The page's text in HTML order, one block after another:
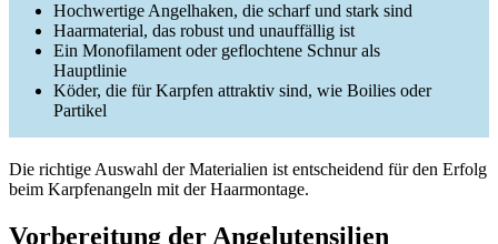
Hochwertige Angelhaken, die scharf und stark sind
Haarmaterial, das robust und unauffällig ist
Ein Monofilament oder geflochtene Schnur als
Hauptlinie
Köder, die für Karpfen attraktiv sind, wie Boilies oder
Partikel
Die richtige Auswahl der Materialien ist entscheidend für den Erfolg
beim Karpfenangeln mit der Haarmontage.
Vorbereitung der Angelutensilien